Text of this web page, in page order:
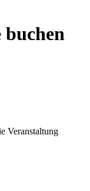
Veranstaltung